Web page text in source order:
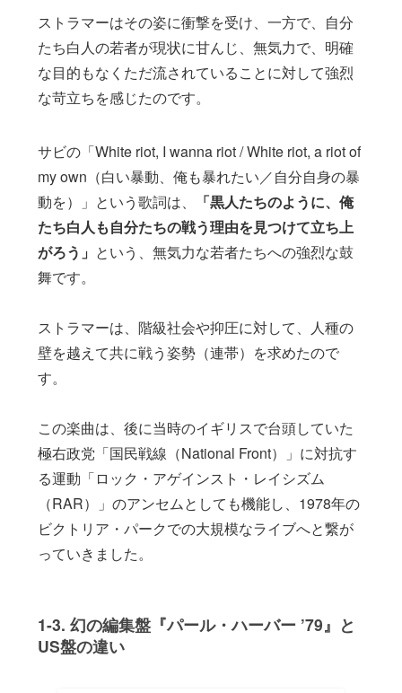
ストラマーはその姿に衝撃を受け、一方で、自分
たち白人の若者が現状に甘んじ、無気力で、明確
な目的もなくただ流されていることに対して強烈
な苛立ちを感じたのです。
サビの「White riot, I wanna riot / White riot, a riot of
my own（白い暴動、俺も暴れたい／自分自身の暴
動を）」という歌詞は、
「黒人たちのように、俺
たち白人も自分たちの戦う理由を見つけて立ち上
がろう」 という、無気力な若者たちへの強烈な鼓
舞です。
ストラマーは、階級社会や抑圧に対して、人種の
壁を越えて共に戦う姿勢（連帯）を求めたので
す。
この楽曲は、後に当時のイギリスで台頭していた
極右政党「国民戦線（National Front）」に対抗す
る運動「ロック・アゲインスト・レイシズム
（RAR）」のアンセムとしても機能し、1978年の
ビクトリア・パークでの大規模なライブへと繋が
っていきました。
1-3. 幻の編集盤『パール・ハーバー ’79』と
US盤の違い